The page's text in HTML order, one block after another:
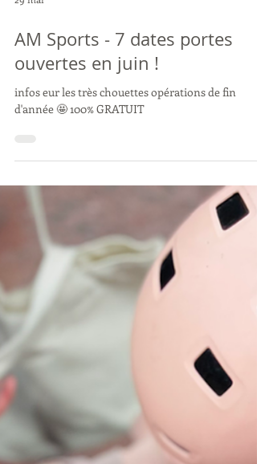
29 mai
AM Sports - 7 dates portes
ouvertes en juin !